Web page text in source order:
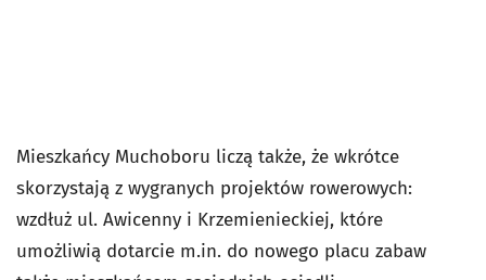
Mieszkańcy Muchoboru liczą także, że wkrótce
skorzystają z wygranych projektów rowerowych:
wzdłuż ul. Awicenny i Krzemienieckiej, które
umożliwią dotarcie m.in. do nowego placu zabaw